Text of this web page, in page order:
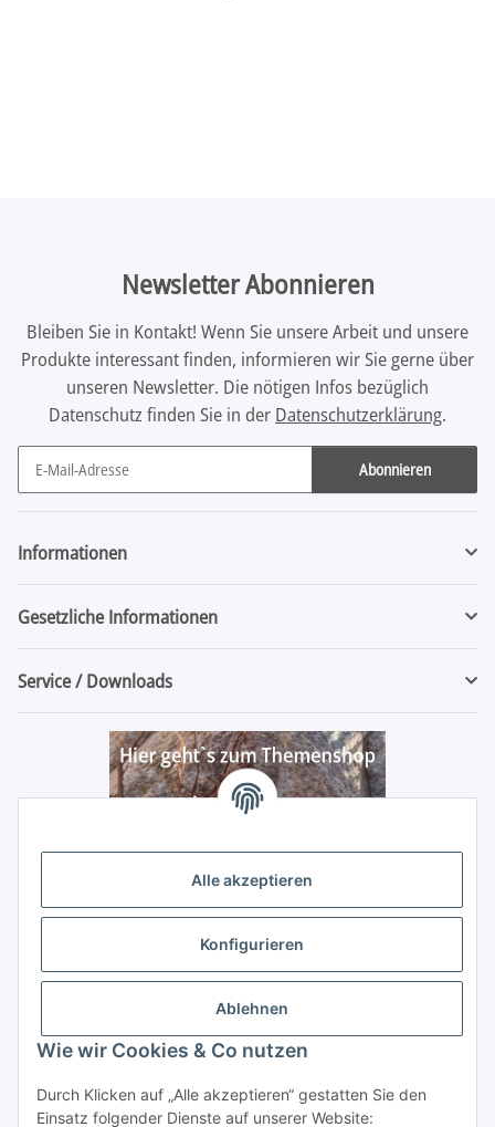
Alle akzeptieren
Konfigurieren
Ablehnen
Wie wir Cookies & Co nutzen
Durch Klicken auf „Alle akzeptieren“ gestatten Sie den
Einsatz folgender Dienste auf unserer Website:
Newsletter Abonnieren
Bleiben Sie in Kontakt! Wenn Sie unsere Arbeit und unsere
Produkte interessant finden, informieren wir Sie gerne über
unseren Newsletter. Die nötigen Infos bezüglich
Datenschutz finden Sie in der Datenschutzerklärung.
Abonnieren
Newsletter Abonnieren
Informationen
Gesetzliche Informationen
Service / Downloads
Vertrag widerrufen